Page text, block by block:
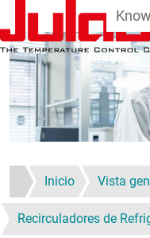
Pasar al contenido
Inicio Vista
Recirculadores de